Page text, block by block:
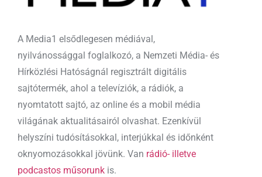
A Media1 elsődlegesen médiával,
nyilvánossággal foglalkozó, a Nemzeti Média- és
Hírközlési Hatóságnál regisztrált digitális
sajtótermék, ahol a televíziók, a rádiók, a
nyomtatott sajtó, az online és a mobil média
világának aktualitásairól olvashat. Ezenkívül
helyszíni tudósításokkal, interjúkkal és időnként
oknyomozásokkal jövünk. Van rádió- illetve
podcastos műsorunk is.